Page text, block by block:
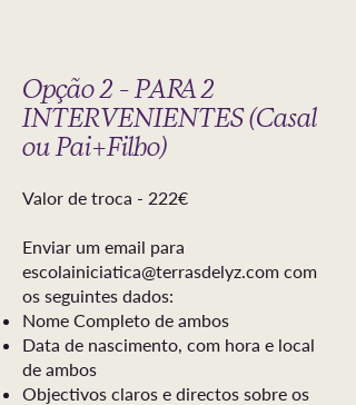
Opção 2 - PARA 2
INTERVENIENTES (Casal
ou Pai+Filho)
Valor de troca - 222€
Enviar um email para
escolainiciatica@terrasdelyz.com com
os seguintes dados:
Nome Completo de ambos
Data de nascimento, com hora e local
de ambos
Objectivos claros e directos sobre os